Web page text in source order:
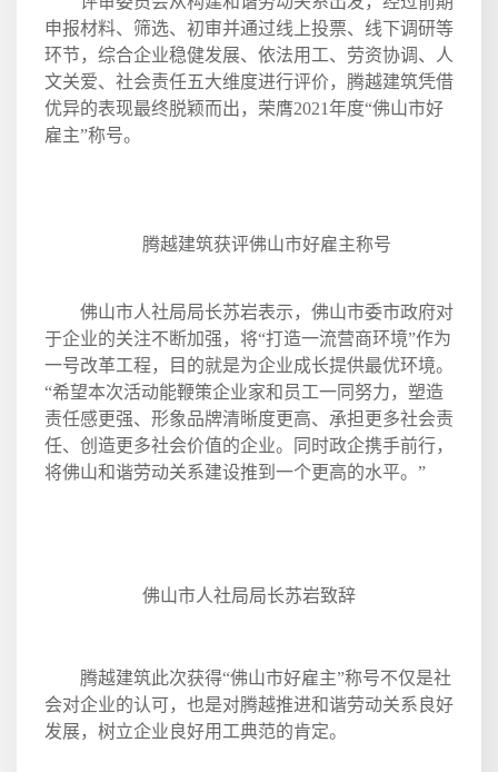
申报材料、筛选、初审并通过线上投票、线下调研等
环节，综合企业稳健发展、依法用工、劳资协调、人
文关爱、社会责任五大维度进行评价，腾越建筑凭借
优异的表现最终脱颖而出，荣膺2021年度“佛山市好
雇主”称号。
腾越建筑获评佛山市好雇主称号
佛山市人社局局长苏岩表示，佛山市委市政府对
于企业的关注不断加强，将“打造一流营商环境”作为
一号改革工程，目的就是为企业成长提供最优环境。
“希望本次活动能鞭策企业家和员工一同努力，塑造
责任感更强、形象品牌清晰度更高、承担更多社会责
任、创造更多社会价值的企业。同时政企携手前行，
将佛山和谐劳动关系建设推到一个更高的水平。”
佛山市人社局局长苏岩致辞
腾越建筑此次获得“佛山市好雇主”称号不仅是社
会对企业的认可，也是对腾越推进和谐劳动关系良好
发展，树立企业良好用工典范的肯定。